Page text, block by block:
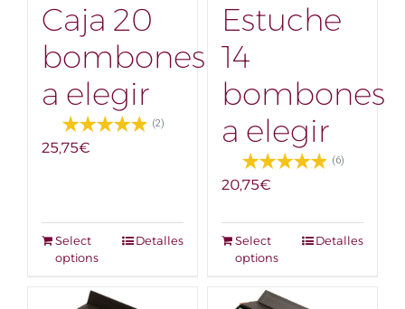
Caja 20
bombones
a elegir
(2)
25,75€
Select
options
Detalles
Estuche
14
bombones
a elegir
(6)
20,75€
Select
options
Detalles